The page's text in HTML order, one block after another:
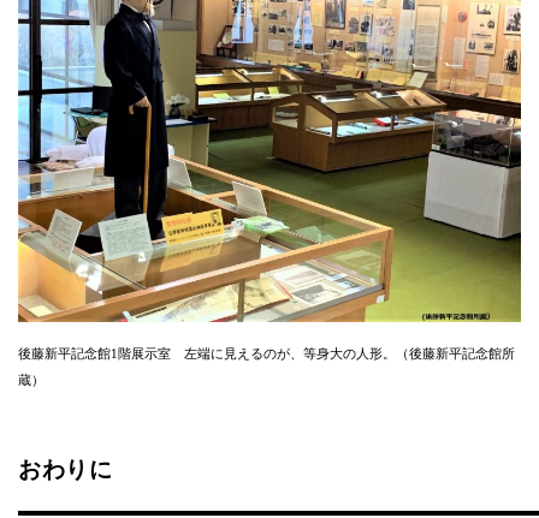
後藤新平記念館1階展示室 左端に見えるのが、等身大の人形。（後藤新平記念館所
蔵）
おわりに